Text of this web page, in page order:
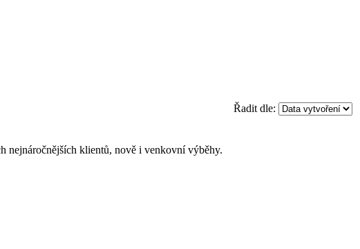
Řadit dle:
nejnáročnějších klientů, nově i venkovní výběhy.